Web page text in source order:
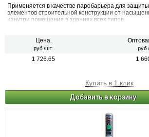
Применяется в качестве паробарьера для
элементов строительной конструкции от
изнутри помещения в зданиях всех типов.
Цена,
руб./шт.
1 726.65 1
Купить в 1 клик
Добавить в корзину